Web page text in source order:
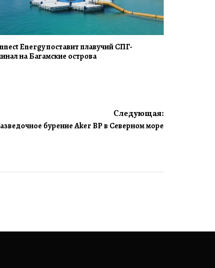
Energy поставит плавучий СПГ-
на Багамские острова
Следующая:
бурение Aker BP в Северном море